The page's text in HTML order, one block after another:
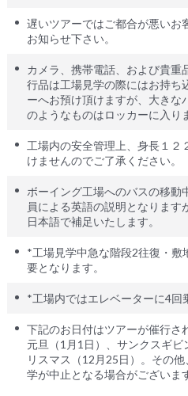
遅いツアーではご都合が悪いお
お知らせ下さい。
カメラ、携帯電話、および貴重
行品は工場見学の際にはお持ち
ーへお預け頂けますが、大きな
のようなものはロッカーに入り
工場内の安全管理上、身長１２
けませんのでご了承ください。
ボーイング工場へのバスの移動
員による英語の説明となりま
日本語で補足いたします。
*工場見学中急な階段2往復・敷
要となります。
*工場内ではエレベーターに4回
下記のお日付はツアーが催行さ
元旦（1月1日）、サンクスギ
リスマス（12月25日）。その
学が中止となる場合がございま